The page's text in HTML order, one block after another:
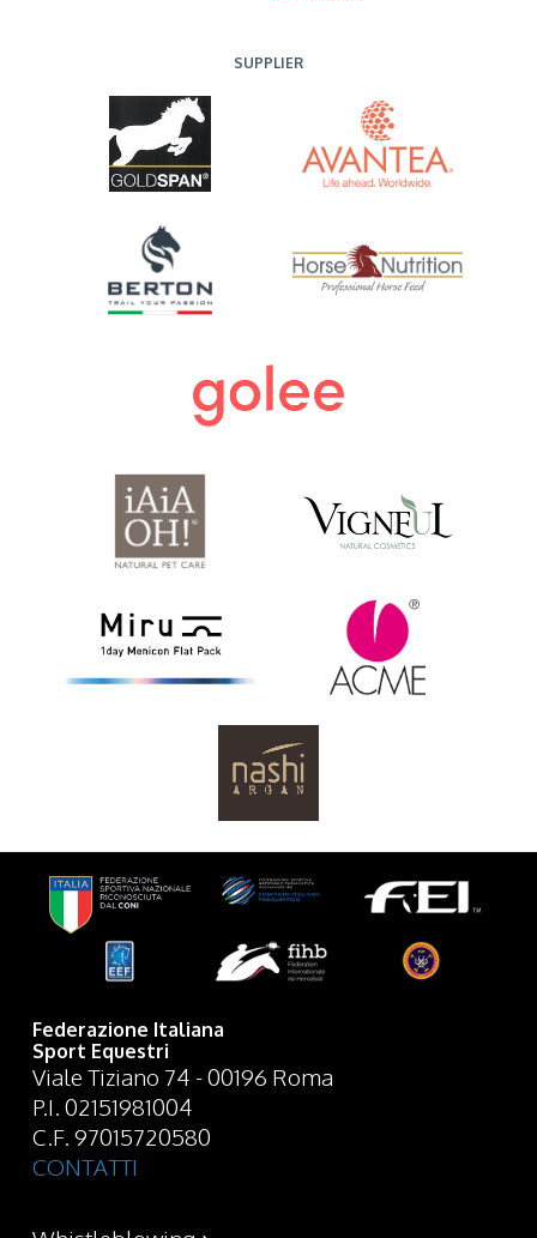
SUPPLIER
Federazione Italiana
Sport Equestri
Viale Tiziano 74 - 00196 Roma
P.I. 02151981004
C.F. 97015720580
CONTATTI